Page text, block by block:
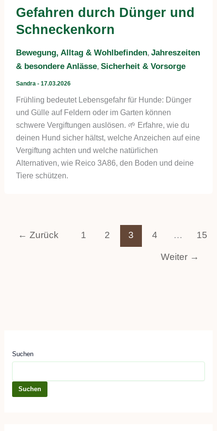
Gefahren durch Dünger und
Schneckenkorn
Bewegung, Alltag & Wohlbefinden, Jahreszeiten
& besondere Anlässe, Sicherheit & Vorsorge
Sandra - 17.03.2026
Frühling bedeutet Lebensgefahr für Hunde: Dünger
und Gülle auf Feldern oder im Garten können
schwere Vergiftungen auslösen. 🌱 Erfahre, wie du
deinen Hund sicher hältst, welche Anzeichen auf eine
Vergiftung achten und welche natürlichen
Alternativen, wie Reico 3A86, den Boden und deine
Tiere schützen.
← Zurück 1 2 3 4 … 15
Weiter →
Suchen
Suchen